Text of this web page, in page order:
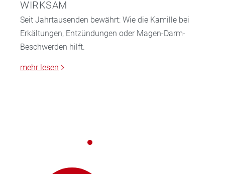
WIRKSAM
Seit Jahrtausenden bewährt: Wie die Kamille bei
Erkältungen, Entzündungen oder Magen-Darm-
Beschwerden hilft.
mehr lesen